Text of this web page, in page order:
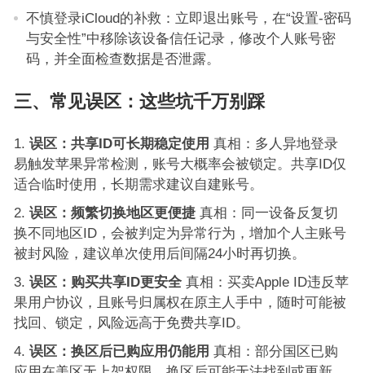
不慎登录iCloud的补救：立即退出账号，在“设置-密码
与安全性”中移除该设备信任记录，修改个人账号密
码，并全面检查数据是否泄露。
三、常见误区：这些坑千万别踩
误区：共享ID可长期稳定使用 真相：多人异地登录
易触发苹果异常检测，账号大概率会被锁定。共享ID仅
适合临时使用，长期需求建议自建账号。
误区：频繁切换地区更便捷真相：同一设备反复切
换不同地区ID，会被判定为异常行为，增加个人主账号
被封风险，建议单次使用后间隔24小时再切换。
误区：购买共享ID更安全真相：买卖Apple ID违反苹
果用户协议，且账号归属权在原主人手中，随时可能被
找回、锁定，风险远高于免费共享ID。
误区：换区后已购应用仍能用 真相：部分国区已购